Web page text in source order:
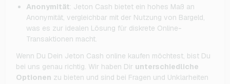
Anonymität: Jeton Cash bietet ein hohes Maß an
Anonymität, vergleichbar mit der Nutzung von Bargeld,
was es zur idealen Lösung für diskrete Online-
Transaktionen macht.
Wenn Du Dein Jeton Cash online kaufen möchtest, bist Du
bei uns genau richtig. Wir haben Dir unterschiedliche
Optionen zu bieten und sind bei Fragen und Unklarheiten